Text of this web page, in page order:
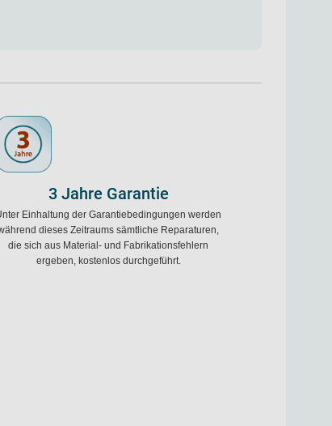
3 Jahre Garantie
Einhaltung der Garantiebedingungen werden
dieses Zeitraums sämtliche Reparaturen,
die sich aus Material- und Fabrikationsfehlern
ergeben, kostenlos durchgeführt.